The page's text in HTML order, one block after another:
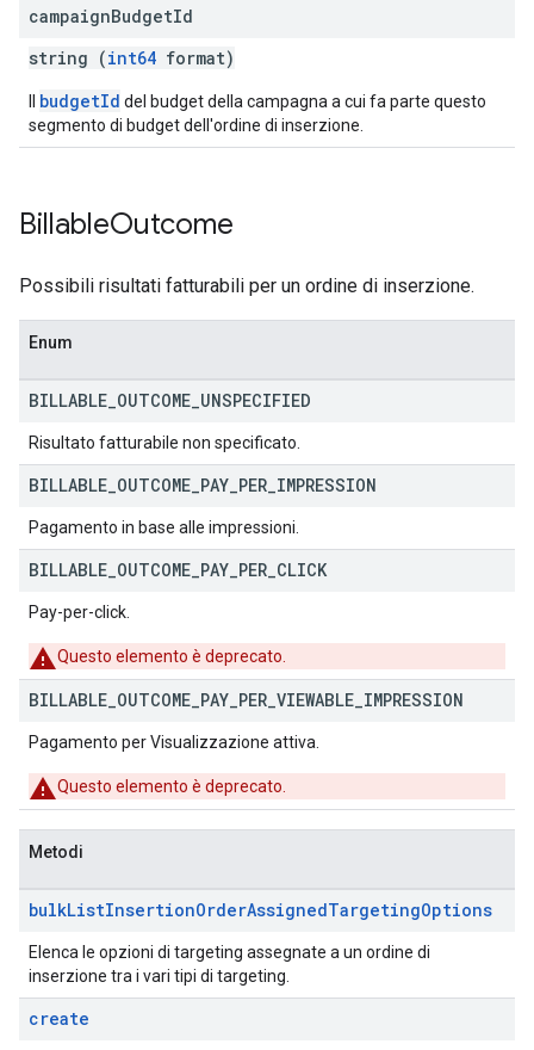
campaignBudgetId
string (int64 format)
budgetId del budget della campagna a cui fa parte questo
segmento di budget dell'ordine di inserzione.
BillableOutcome
Possibili risultati fatturabili per un ordine di inserzione.
Enum
BILLABLE OUTCOME UNSPECIFIED
Risultato fatturabile non specificato.
BILLABLE OUTCOME PAY PER IMPRESSION
Pagamento in base alle impressioni.
BILLABLE OUTCOME PAY PER CLICK
Pay-per-click.
Questo elemento è deprecato.
BILLABLE OUTCOME PAY PER VIEWABLE IMPRESSION
Pagamento per Visualizzazione attiva.
Questo elemento è deprecato.
Metodi
bulkListInsertionOrderAssignedTargetingOptions
Elenca le opzioni di targeting assegnate a un ordine di
inserzione tra i vari tipi di targeting.
create